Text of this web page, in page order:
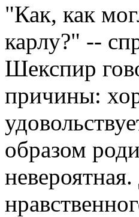
"Как, как
карлу?" --
Шекспир
причины:
образом